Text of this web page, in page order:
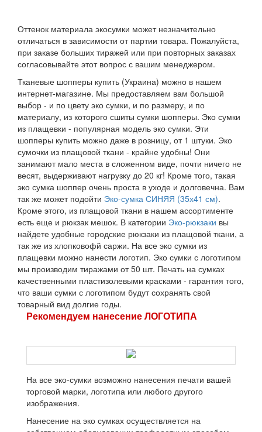
Оттенок материала экосумки может незначительно
отличаться в зависимости от партии товара. Пожалуйста,
при заказе больших тиражей или при повторных заказах
согласовывайте этот вопрос с вашим менеджером.
Тканевые шопперы купить (Украина) можно в нашем
интернет-магазине. Мы предоставляем вам большой
выбор - и по цвету эко сумки, и по размеру, и по
материалу, из которого сшиты сумки шопперы. Эко сумки
из плащевки - популярная модель эко сумки. Эти
шопперы купить можно даже в розницу, от 1 штуки. Эко
сумочки из плащовой ткани - крайне удобны! Они
занимают мало места в сложенном виде, почти ничего не
весят, выдерживают нагрузку до 20 кг! Кроме того, такая
эко сумка шоппер очень проста в уходе и долговечна. Вам
так же может подойти Эко-сумка СИНЯЯ (35х41 см).
Кроме этого, из плащовой ткани в нашем ассортименте
есть еще и рюкзак мешок. В категории Эко-рюкзаки вы
найдете удобные городские рюкзаки из плащовой ткани, а
так же из хлопковофй саржи. На все эко сумки из
плащевки можно нанести логотип. Эко сумки с логотипом
мы производим тиражами от 50 шт. Печать на сумках
качественными пластизолевыми красками - гарантия того,
что ваши сумки с логотипом будут сохранять свой
товарный вид долгие годы.
Рекомендуем нанесение ЛОГОТИПА
На все эко-сумки возможно нанесения печати вашей
торговой марки, логотипа или любого другого
изображения.
Нанесение на эко сумках осуществляется на